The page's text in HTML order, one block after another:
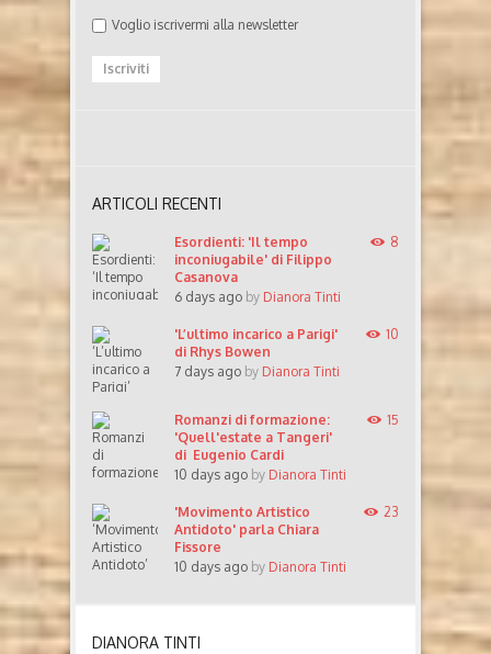
Voglio iscrivermi alla newsletter
ARTICOLI RECENTI
Esordienti: 'Il tempo
inconiugabile' di Filippo
Casanova
6 days ago by Dianora Tinti
8
'L’ultimo incarico a Parigi'
di Rhys Bowen
7 days ago by Dianora Tinti
10
Romanzi di formazione:
'Quell'estate a Tangeri'
di Eugenio Cardi
10 days ago by Dianora Tinti
15
'Movimento Artistico
Antidoto' parla Chiara
Fissore
10 days ago by Dianora Tinti
23
DIANORA TINTI